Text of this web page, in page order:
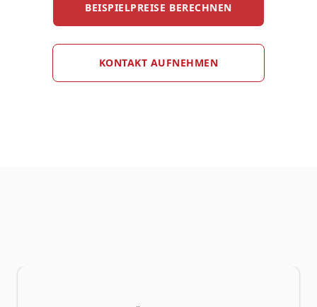
BEISPIELPREISE BERECHNEN
KONTAKT AUFNEHMEN